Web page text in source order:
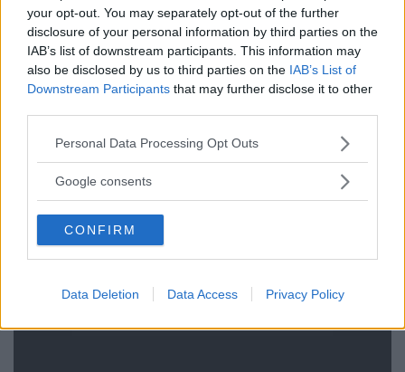
your opt-out. You may separately opt-out of the further
disclosure of your personal information by third parties on the
IAB’s list of downstream participants. This information may
also be disclosed by us to third parties on the IAB’s List of
Downstream Participants that may further disclose it to other
Please note that this website/app uses one or more Google
not limited to your visit or usage behaviour. You may click to
use your data for below specified purposes in below Google
consent section.
Personal Data Processing Opt Outs
Google consents
CONFIRM
Data Deletion Data Access Privacy Policy
Nuovi prodotti aggiunti:
Culla Evolutiva Nighti™
Baby Salviettine Delicate
Le Filastrocche degli Animali
Canta e Balla con Nino!